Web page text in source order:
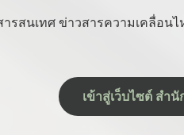
รสนเทศ ข่าวสารความเคลื่อน
เข้าสู่เว็บไซต์ สำ